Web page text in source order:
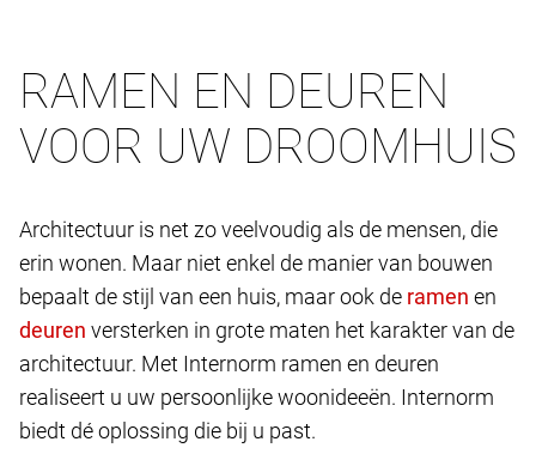
RAMEN EN DEUREN
VOOR UW DROOMHUIS
Architectuur is net zo veelvoudig als de mensen, die
erin wonen. Maar niet enkel de manier van bouwen
bepaalt de stijl van een huis, maar ook de
en
versterken in grote maten het karakter van de
architectuur. Met Internorm ramen en deuren
realiseert u uw persoonlijke woonideeën. Internorm
biedt dé oplossing die bij u past.